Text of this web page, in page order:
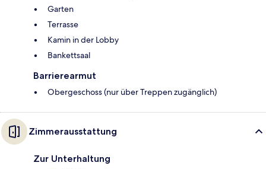
Garten
Terrasse
Kamin in der Lobby
Bankettsaal
Barrierearmut
Obergeschoss (nur über Treppen zugänglich)
Zimmerausstattung
Zur Unterhaltung